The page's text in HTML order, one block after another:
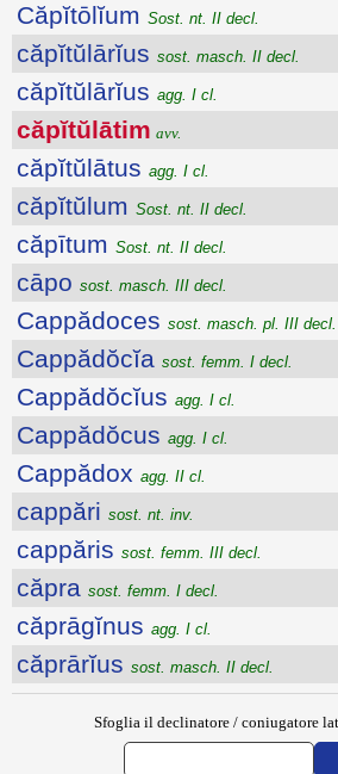
Căpĭtōlĭum Sost. nt. II decl.
căpĭtŭlārĭus sost. masch. II decl.
căpĭtŭlārĭus agg. I cl.
căpĭtŭlātim avv.
căpĭtŭlātus agg. I cl.
căpĭtŭlum Sost. nt. II decl.
căpītum Sost. nt. II decl.
cāpo sost. masch. III decl.
Cappădoces sost. masch. pl. III decl.
Cappădŏcĭa sost. femm. I decl.
Cappădŏcĭus agg. I cl.
Cappădŏcus agg. I cl.
Cappădox agg. II cl.
cappări sost. nt. inv.
cappăris sost. femm. III decl.
căpra sost. femm. I decl.
căprāgĭnus agg. I cl.
căprārĭus sost. masch. II decl.
Sfoglia il declinatore / coniugatore